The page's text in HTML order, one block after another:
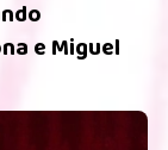
e Miguel